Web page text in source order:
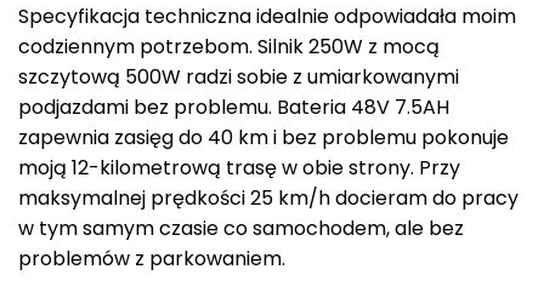
Specyfikacja techniczna idealnie odpowiadała moim
codziennym potrzebom. Silnik 250W z mocą
szczytową 500W radzi sobie z umiarkowanymi
podjazdami bez problemu. Bateria 48V 7.5AH
zapewnia zasięg do 40 km i bez problemu pokonuje
moją 12-kilometrową trasę w obie strony. Przy
maksymalnej prędkości 25 km/h docieram do pracy
w tym samym czasie co samochodem, ale bez
problemów z parkowaniem.